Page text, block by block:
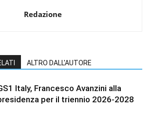
Redazione
ALTRO DALL'AUTORE
Italy, Francesco Avanzini alla
per il triennio 2026-2028